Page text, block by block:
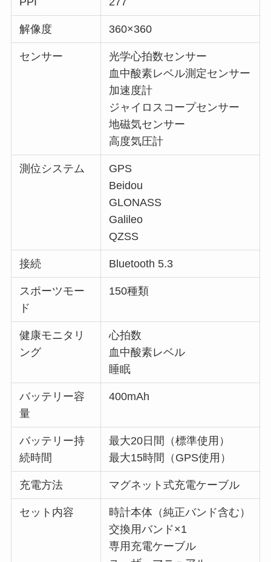
解像度 360×360
センサー
光学心拍数センサー
血中酸素レベル測定センサー
加速度計
ジャイロスコープセンサー
地磁気センサー
高度気圧計
測位システム
GPS
Beidou
GLONASS
Galileo
QZSS
接続 Bluetooth 5.3
スポーツモー
ド
150種類
健康モニタリ
ング
心拍数
血中酸素レベル
睡眠
バッテリー容
量
400mAh
バッテリー持
続時間
最大20日間（標準使用）
最大15時間（GPS使用）
充電方法 マグネット式充電ケーブル
セット内容
時計本体（純正バンド含む）
交換用バンド×1
専用充電ケーブル